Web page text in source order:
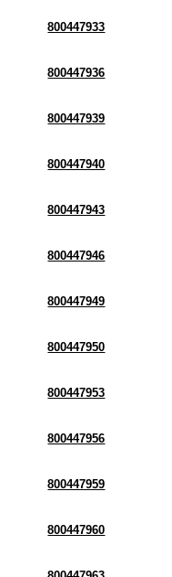
800447933
800447936
800447939
800447940
800447943
800447946
800447949
800447950
800447953
800447956
800447959
800447960